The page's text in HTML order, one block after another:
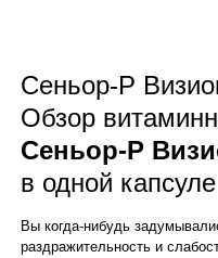
Сеньор-Р
Обзор
Сеньор-Р
в одной капсуле
Вы когда-нибудь
раздражительность и